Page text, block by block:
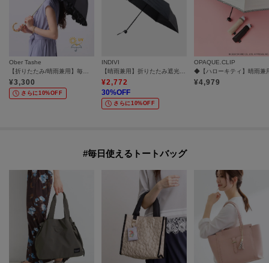
Ober Tashe
¥3,300
さらに10%OFF
INDIVI
¥2,772
30%OFF
さらに10%OFF
OPAQUE.CLIP
¥4,979
#毎日使えるトートバッグ